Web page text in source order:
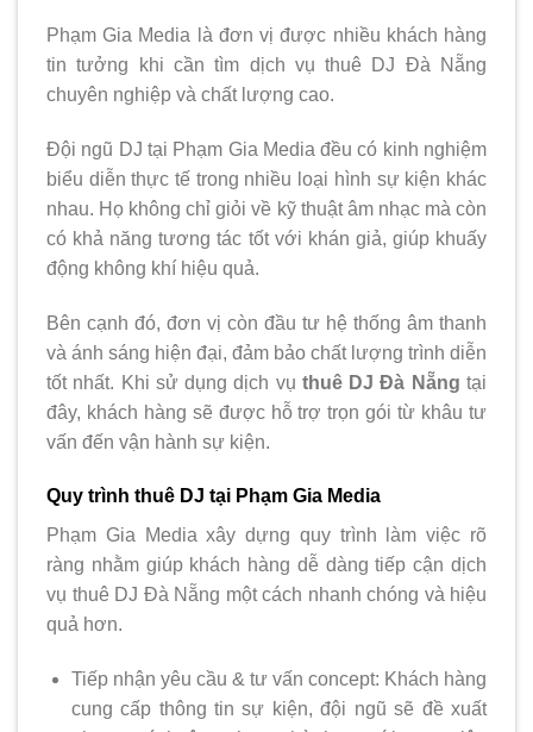
Phạm Gia Media là đơn vị được nhiều khách hàng
tin tưởng khi cần tìm dịch vụ thuê DJ Đà Nẵng
chuyên nghiệp và chất lượng cao.
Đội ngũ DJ tại Phạm Gia Media đều có kinh nghiệm
biểu diễn thực tế trong nhiều loại hình sự kiện khác
nhau. Họ không chỉ giỏi về kỹ thuật âm nhạc mà còn
có khả năng tương tác tốt với khán giả, giúp khuấy
động không khí hiệu quả.
Bên cạnh đó, đơn vị còn đầu tư hệ thống âm thanh
và ánh sáng hiện đại, đảm bảo chất lượng trình diễn
tốt nhất. Khi sử dụng dịch vụ thuê DJ Đà Nẵng tại
đây, khách hàng sẽ được hỗ trợ trọn gói từ khâu tư
vấn đến vận hành sự kiện.
Quy trình thuê DJ tại Phạm Gia Media
Phạm Gia Media xây dựng quy trình làm việc rõ
ràng nhằm giúp khách hàng dễ dàng tiếp cận dịch
vụ thuê DJ Đà Nẵng một cách nhanh chóng và hiệu
quả hơn.
Tiếp nhận yêu cầu & tư vấn concept: Khách hàng
cung cấp thông tin sự kiện, đội ngũ sẽ đề xuất